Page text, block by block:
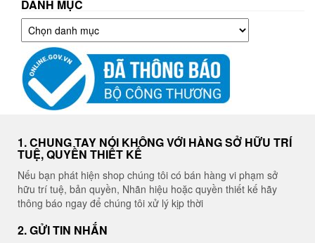
DANH MỤC
Danh
mục
1. CHUNG TAY NÓI KHÔNG VỚI HÀNG SỞ HỮU TRÍ
TUỆ, QUYỀN THIẾT KẾ
Nếu bạn phát hiện shop chúng tôi có bán hàng vi phạm sở
hữu trí tuệ, bản quyền, Nhãn hiệu hoặc quyền thiết kế hãy
thông báo ngay để chúng tôi xử lý kịp thời
2. GỬI TIN NHẮN